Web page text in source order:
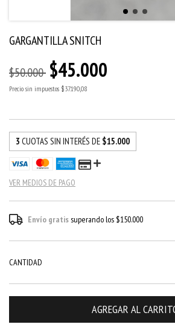
GARGANTILLA SNITCH
$50.000 $45.000
Precio sin impuestos $37.190,08
3 CUOTAS SIN INTERÉS DE $15.000
VER MEDIOS DE PAGO
Envío gratissuperando los $150.000
CANTIDAD